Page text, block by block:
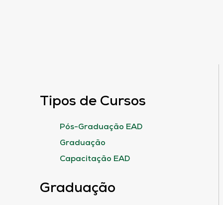
Tipos de Cursos
Pós-Graduação EAD
Graduação
Capacitação EAD
Graduação